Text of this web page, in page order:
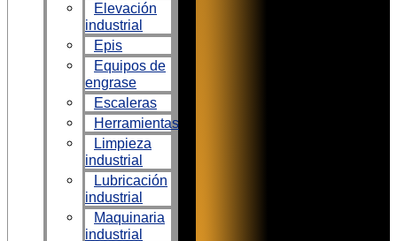
Elevación
industrial
Epis
Equipos de
engrase
Escaleras
Herramientas
Limpieza
industrial
Lubricación
industrial
Maquinaria
industrial